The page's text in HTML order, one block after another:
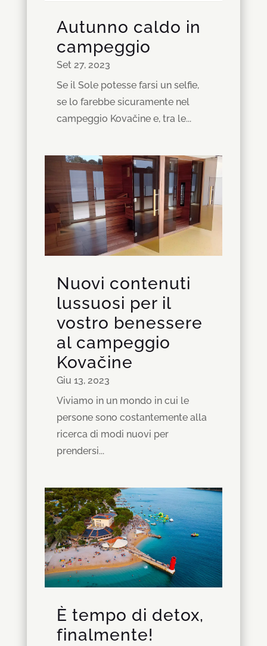
Autunno caldo in
campeggio
Set 27, 2023
Se il Sole potesse farsi un selfie,
se lo farebbe sicuramente nel
campeggio Kovačine e, tra le...
Nuovi contenuti
lussuosi per il
vostro benessere
al campeggio
Kovačine
Giu 13, 2023
Viviamo in un mondo in cui le
persone sono costantemente alla
ricerca di modi nuovi per
prendersi...
È tempo di detox,
finalmente!